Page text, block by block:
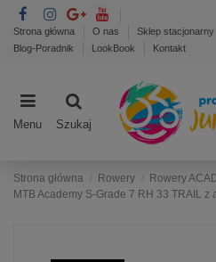
Strona główna O nas Sklep stacjonarny
Blog-Poradnik
LookBook Kontakt
Menu Szukaj
Strona główna Rowery Rowery
MTB Academy S-Grade 7 RH 33 TRAIL z